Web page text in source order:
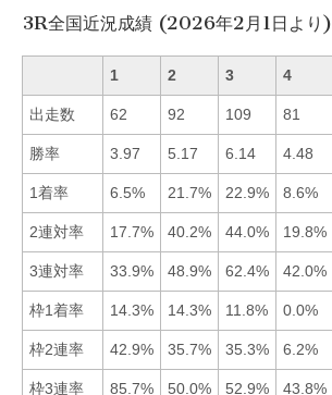
3R全国近況成績 (2026年2月1日より)
1 2 3 4
出走数 62 92 109 81
勝率 3.97 5.17 6.14 4.48
1着率 6.5% 21.7% 22.9% 8.6%
2連対率 17.7% 40.2% 44.0% 19.8%
3連対率 33.9% 48.9% 62.4% 42.0%
枠1着率 14.3% 14.3% 11.8% 0.0%
枠2連率 42.9% 35.7% 35.3% 6.2%
枠3連率 85.7% 50.0% 52.9% 43.8%